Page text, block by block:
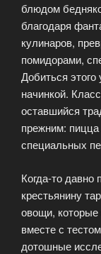
блюдом
благодаря
кулинаров,
помидорами,
Добиться
начинкой.
оставшийся
прежним: пицца
специальных
Когда-то давно
крестьянину
овощи, которые
вместе с
дотошные